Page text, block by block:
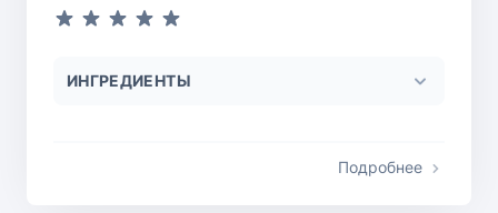
ИНГРЕДИЕНТЫ
Подробнее